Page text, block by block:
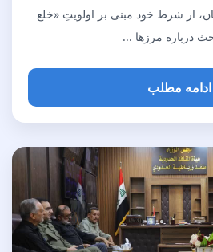
از شرط خود مبنی بر اولویتِ «خلع
درباره مرزها ...
ادامه مطلب